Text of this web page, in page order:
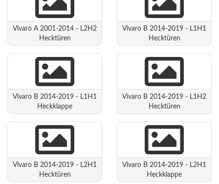
Vivaro A 2001-2014 - L2H2
Hecktüren
Vivaro B 2014-2019 - L1H1
Hecktüren
Vivaro B 2014-2019 - L1H1
Heckklappe
Vivaro B 2014-2019 - L1H2
Hecktüren
Vivaro B 2014-2019 - L2H1
Hecktüren
Vivaro B 2014-2019 - L2H1
Heckklappe